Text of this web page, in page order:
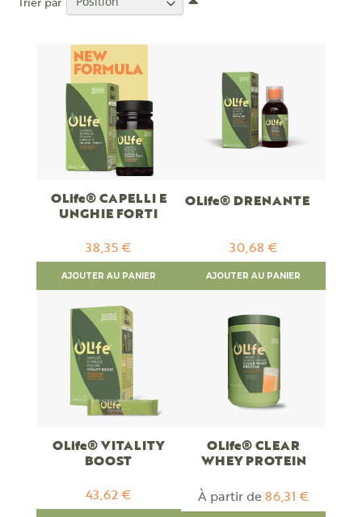
OLife® CAPELLI E
UNGHIE FORTI
38,35 €
AJOUTER AU PANIER
OLife® DRENANTE
30,68 €
AJOUTER AU PANIER
OLife® VITALITY
BOOST
43,62 €
OLife® CLEAR
WHEY PROTEIN
À partir de86,31 €